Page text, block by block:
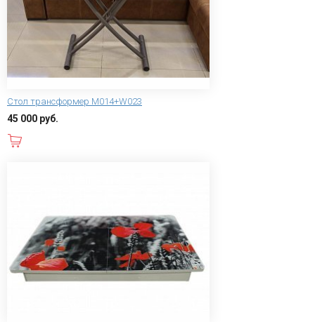
Стол трансформер М014+W023
45 000 руб.